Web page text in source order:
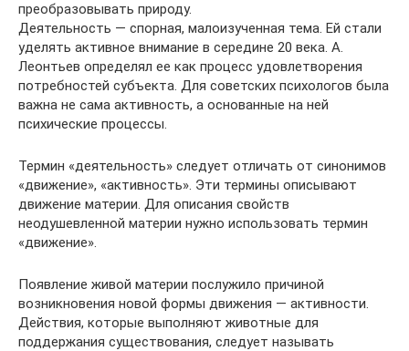
преобразовывать природу.
Деятельность — спорная, малоизученная тема. Ей стали
уделять активное внимание в середине 20 века. А.
Леонтьев определял ее как процесс удовлетворения
потребностей субъекта. Для советских психологов была
важна не сама активность, а основанные на ней
психические процессы.
Термин «деятельность» следует отличать от синонимов
«движение», «активность». Эти термины описывают
движение материи. Для описания свойств
неодушевленной материи нужно использовать термин
«движение».
Появление живой материи послужило причиной
возникновения новой формы движения — активности.
Действия, которые выполняют животные для
поддержания существования, следует называть